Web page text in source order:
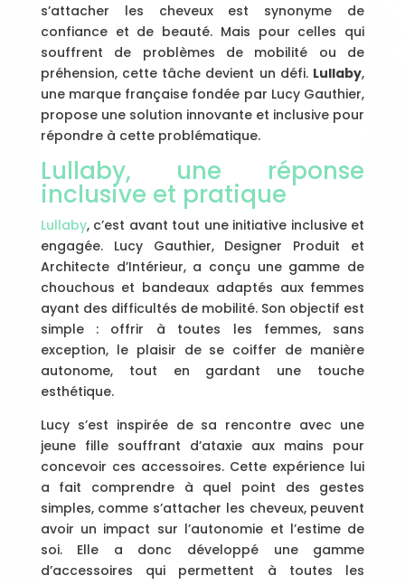
s’attacher les cheveux est synonyme de
confiance et de beauté. Mais pour celles qui
souffrent de problèmes de mobilité ou de
préhension, cette tâche devient un défi. Lullaby,
une marque française fondée par Lucy Gauthier,
propose une solution innovante et inclusive pour
répondre à cette problématique.
Lullaby, une réponse
inclusive et pratique
Lullaby, c’est avant tout une initiative inclusive et
engagée. Lucy Gauthier, Designer Produit et
Architecte d’Intérieur, a conçu une gamme de
chouchous et bandeaux adaptés aux femmes
ayant des difficultés de mobilité. Son objectif est
simple : offrir à toutes les femmes, sans
exception, le plaisir de se coiffer de manière
autonome, tout en gardant une touche
esthétique.
Lucy s’est inspirée de sa rencontre avec une
jeune fille souffrant d’ataxie aux mains pour
concevoir ces accessoires. Cette expérience lui
a fait comprendre à quel point des gestes
simples, comme s’attacher les cheveux, peuvent
avoir un impact sur l’autonomie et l’estime de
soi. Elle a donc développé une gamme
d’accessoires qui permettent à toutes les